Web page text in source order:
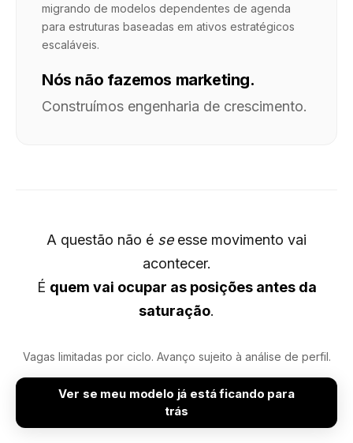
migrando de modelos dependentes de agenda
para estruturas baseadas em ativos estratégicos
escaláveis.
Nós não fazemos marketing.
Construímos engenharia de crescimento.
A questão não é seesse movimento vai
acontecer.
É quem vai ocupar as posições antes da
saturação.
Vagas limitadas por ciclo. Avanço sujeito à análise de perfil.
Ver se meu modelo já está ficando para
trás